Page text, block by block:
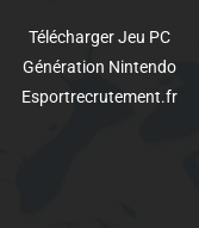
Télécharger Jeu PC
Génération Nintendo
Esportrecrutement.fr